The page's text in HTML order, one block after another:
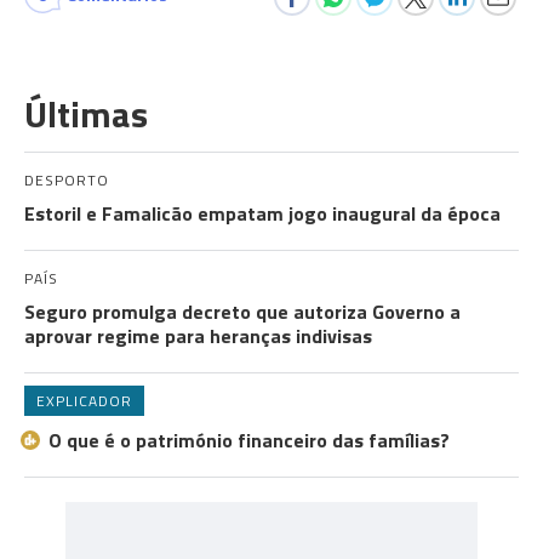
Últimas
DESPORTO
Estoril e Famalicão empatam jogo inaugural da época
PAÍS
Seguro promulga decreto que autoriza Governo a
aprovar regime para heranças indivisas
EXPLICADOR
O que é o património financeiro das famílias?